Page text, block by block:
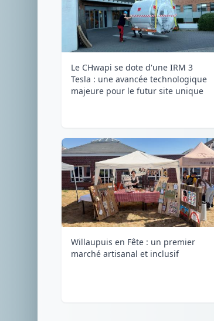
Le CHwapi se dote d'une IRM 3
Tesla : une avancée technologique
majeure pour le futur site unique
Willaupuis en Fête : un premier
marché artisanal et inclusif